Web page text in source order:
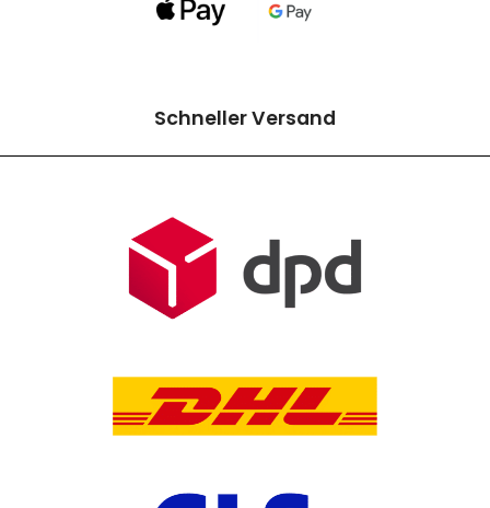
Schneller Versand